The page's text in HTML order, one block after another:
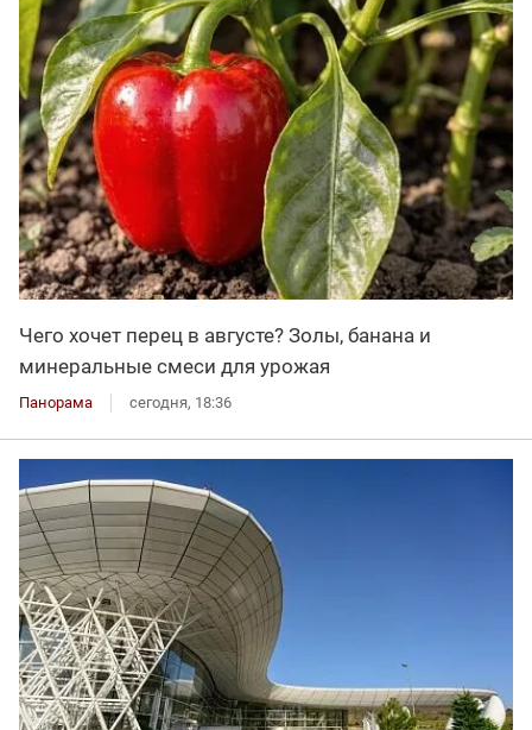
Чего хочет перец в августе? Золы, банана и
минеральные смеси для урожая
Панорама сегодня, 18:36